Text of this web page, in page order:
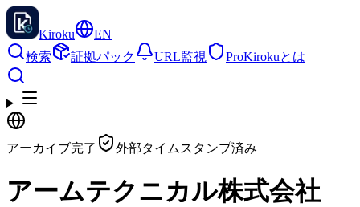
Kiroku
EN
検索
証拠パック URL監視 ProKirokuとは
アーカイブ完了 外部タイムスタンプ済み
アームテクニカル株式会社